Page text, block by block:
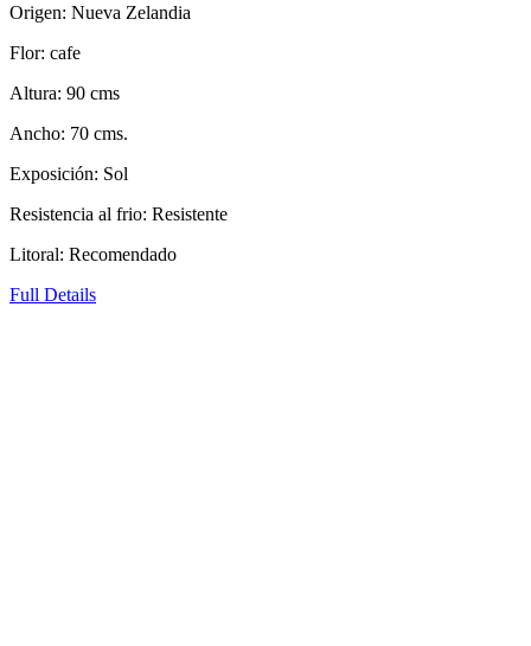
Origen: Nueva Zelandia
Flor: cafe
Altura: 90 cms
Ancho: 70 cms.
Exposición: Sol
Resistencia al frio: Resistente
Litoral: Recomendado
Full Details